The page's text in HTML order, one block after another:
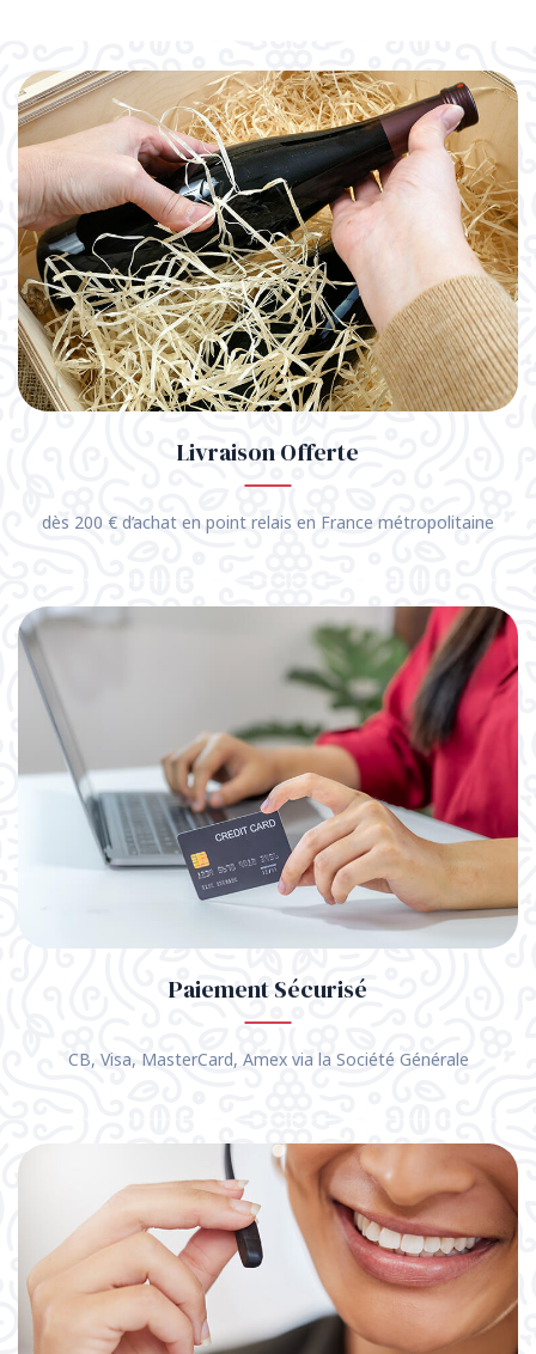
Livraison Offerte
dès 200 € d’achat en point relais en France métropolitaine
Paiement Sécurisé
CB, Visa, MasterCard, Amex via la Société Générale